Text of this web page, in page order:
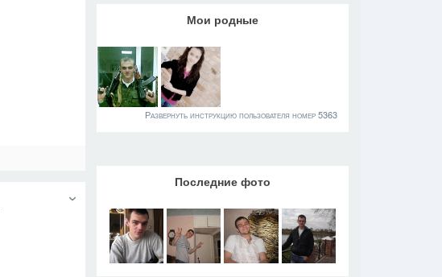
Мои родные
Развернуть инструкцию пользователя номер 5363
Последние фото